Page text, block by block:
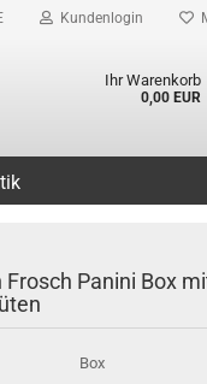
Kundenlogin
Ihr Warenkorb
0,00 EUR
Frosch Panini Box
Box